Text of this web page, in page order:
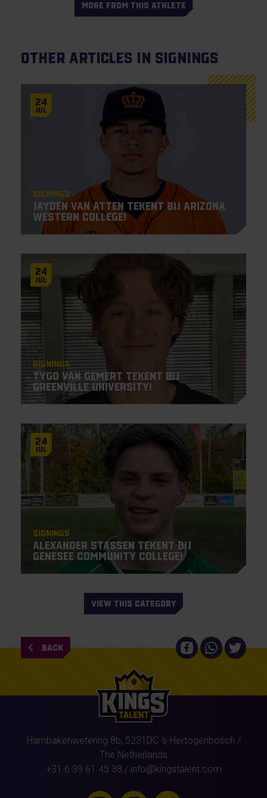
MORE FROM THIS ATHLETE
Other articles in Signings
24
Jul
Signings
Jayden Van Atten tekent bij Arizona
Western College!
24
Jul
Signings
Tygo van Gemert tekent bij
Greenville University!
24
Jul
Signings
Alexander Stassen tekent bij
Genesee Community College!
VIEW THIS CATEGORY
BACK
Hambakenwetering 8b, 5231DC 's-Hertogenbosch /
The Netherlands
+31 6 39 61 45 38 / info@kingstalent.com